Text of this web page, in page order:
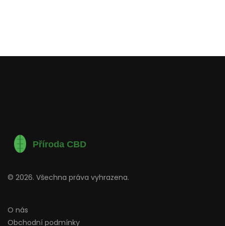
© 2026. Všechna práva vyhrazena.
O nás
Obchodní podmínky